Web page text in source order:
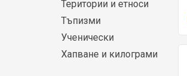
Територии и етноси
Тъпизми
Ученически
Хапване и килограми